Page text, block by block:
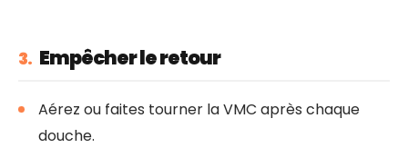
3. Empêcher le retour
Aérez ou faites tourner la VMC après chaque
douche.